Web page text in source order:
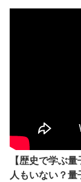
【歴史で学ぶ
人もいない？量